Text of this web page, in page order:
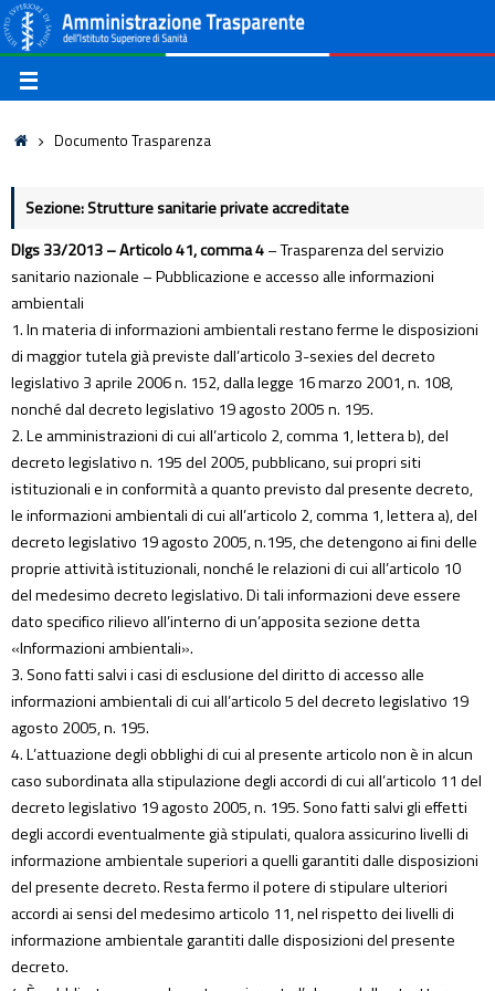
Documento Trasparenza
Sezione: Strutture sanitarie private accreditate
Dlgs 33/2013 – Articolo 41, comma 4– Trasparenza del servizio
sanitario nazionale – Pubblicazione e accesso alle informazioni
ambientali
1. In materia di informazioni ambientali restano ferme le disposizioni
di maggior tutela già previste dall’articolo 3-sexies del decreto
legislativo 3 aprile 2006 n. 152, dalla legge 16 marzo 2001, n. 108,
nonché dal decreto legislativo 19 agosto 2005 n. 195.
2. Le amministrazioni di cui all’articolo 2, comma 1, lettera b), del
decreto legislativo n. 195 del 2005, pubblicano, sui propri siti
istituzionali e in conformità a quanto previsto dal presente decreto,
le informazioni ambientali di cui all’articolo 2, comma 1, lettera a), del
decreto legislativo 19 agosto 2005, n.195, che detengono ai fini delle
proprie attività istituzionali, nonché le relazioni di cui all’articolo 10
del medesimo decreto legislativo. Di tali informazioni deve essere
dato specifico rilievo all’interno di un’apposita sezione detta
«Informazioni ambientali».
3. Sono fatti salvi i casi di esclusione del diritto di accesso alle
informazioni ambientali di cui all’articolo 5 del decreto legislativo 19
agosto 2005, n. 195.
4. L’attuazione degli obblighi di cui al presente articolo non è in alcun
caso subordinata alla stipulazione degli accordi di cui all’articolo 11 del
decreto legislativo 19 agosto 2005, n. 195. Sono fatti salvi gli effetti
degli accordi eventualmente già stipulati, qualora assicurino livelli di
informazione ambientale superiori a quelli garantiti dalle disposizioni
del presente decreto. Resta fermo il potere di stipulare ulteriori
accordi ai sensi del medesimo articolo 11, nel rispetto dei livelli di
informazione ambientale garantiti dalle disposizioni del presente
decreto.